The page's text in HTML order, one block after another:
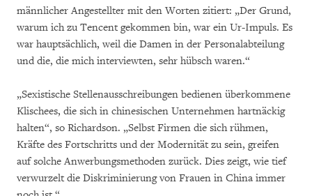
männlicher Angestellter mit den Worten zitiert: „Der Grund,
warum ich zu Tencent gekommen bin, war ein Ur-Impuls. Es
war hauptsächlich, weil die Damen in der Personalabteilung
und die, die mich interviewten, sehr hübsch waren.“
„Sexistische Stellenausschreibungen bedienen überkommene
Klischees, die sich in chinesischen Unternehmen hartnäckig
halten“, so Richardson. „Selbst Firmen die sich rühmen,
Kräfte des Fortschritts und der Modernität zu sein, greifen
auf solche Anwerbungsmethoden zurück. Dies zeigt, wie tief
verwurzelt die Diskriminierung von Frauen in China immer